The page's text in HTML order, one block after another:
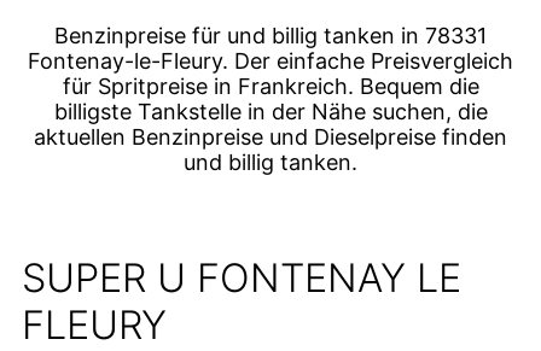
Benzinpreise für und billig tanken in 78331
Fontenay-le-Fleury. Der einfache Preisvergleich
für Spritpreise in Frankreich. Bequem die
billigste Tankstelle in der Nähe suchen, die
aktuellen Benzinpreise und Dieselpreise finden
und billig tanken.
SUPER U FONTENAY LE
FLEURY